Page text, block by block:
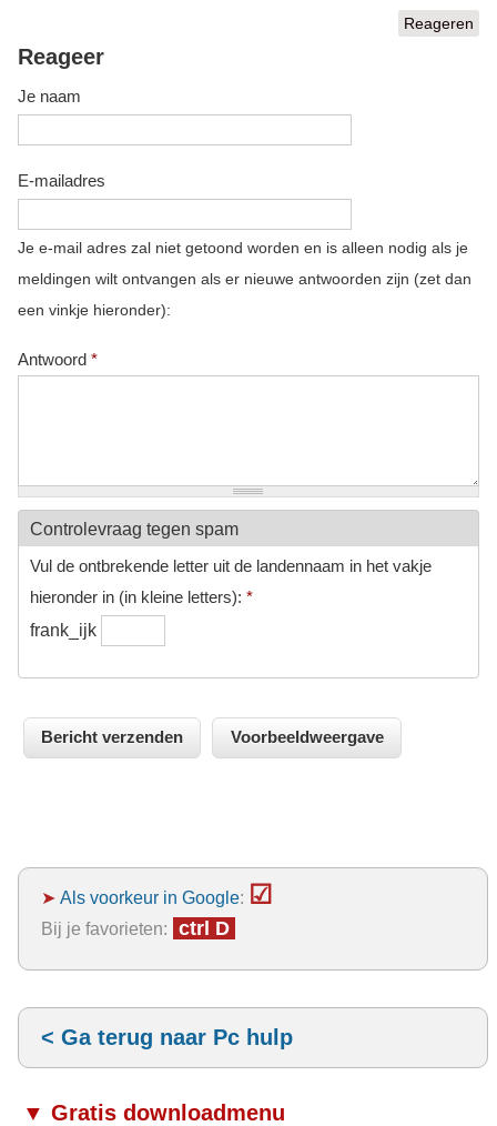
Reageren
Reageer
Je naam
E-mailadres
Je e-mail adres zal niet getoond worden en is alleen nodig als je
meldingen wilt ontvangen als er nieuwe antwoorden zijn (zet dan
een vinkje hieronder):
Antwoord *
Controlevraag tegen spam
Vul de ontbrekende letter uit de landennaam in het vakje
hieronder in (in kleine letters): *
frank_ijk
➤ Als voorkeur in Google: ☑
Bij je favorieten: ctrl D
< Ga terug naar Pc hulp
▼ Gratis downloadmenu